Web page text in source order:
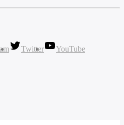
Twitter
YouTube